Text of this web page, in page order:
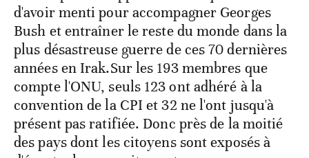
d'avoir menti pour accompagner Georges
Bush et entraîner le reste du monde dans la
plus désastreuse guerre de ces 70 dernières
années en Irak.Sur les 193 membres que
compte l'ONU, seuls 123 ont adhéré à la
convention de la CPI et 32 ne l'ont jusqu'à
présent pas ratifiée. Donc près de la moitié
des pays dont les citoyens sont exposés à